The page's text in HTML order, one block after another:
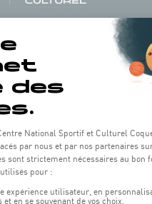
du batiment de la Coque :
06h30 - 22h00
19h00